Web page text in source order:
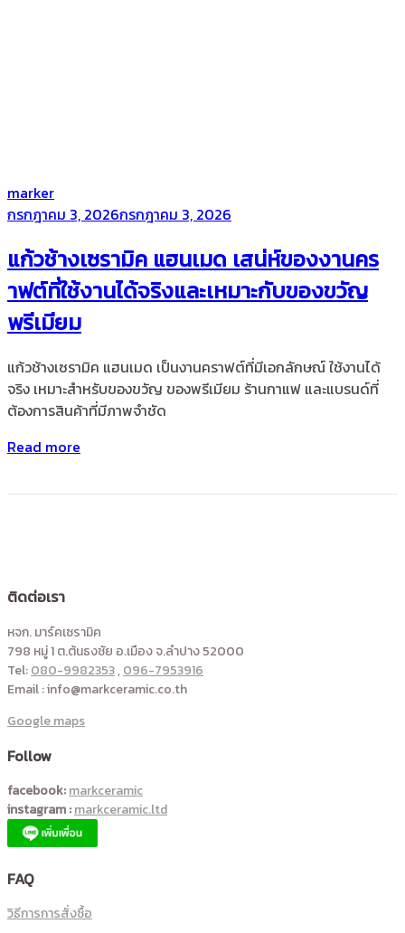
by
marker
Posted
กรกฎาคม 3, 2026กรกฎาคม 3, 2026
แก้วช้างเซรามิค แฮนเมด เสน่ห์ของงานคร
าฟต์ที่ใช้งานได้จริงและเหมาะกับของขวัญ
พรีเมียม
แก้วช้างเซรามิค แฮนเมด เป็นงานคราฟต์ที่มีเอกลักษณ์ ใช้งานได้
จริง เหมาะสำหรับของขวัญ ของพรีเมียม ร้านกาแฟ และแบรนด์ที่
ต้องการสินค้าที่มีภาพจำชัด
Read more
ติดต่อเรา
หจก. มาร์คเซรามิค
798 หมู่ 1 ต.ต้นธงชัย อ.เมือง จ.ลำปาง 52000
Tel:080-9982353,096-7953916
Email : info@markceramic.co.th
Google maps
Follow
facebook:markceramic
instagram :markceramic.ltd
FAQ
วิธีการการสั่งซื้อ